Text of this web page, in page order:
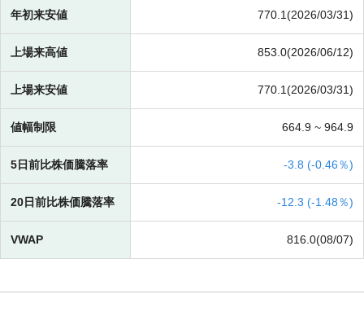
年初来安値 770.1(2026/03/31)
上場来高値 853.0(2026/06/12)
上場来安値 770.1(2026/03/31)
値幅制限 664.9 ~ 964.9
5日前比株価騰落率 -3.8 (-0.46％)
20日前比株価騰落率 -12.3 (-1.48％)
VWAP 816.0(08/07)